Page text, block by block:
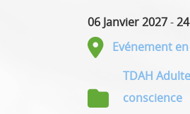
06 Janvier 2027 -
Evénement
TDAH
conscience